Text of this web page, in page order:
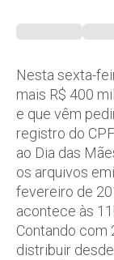
Nesta sexta-
mais R$ 400
e que vêm
registro do
ao Dia das
os arquivos
fevereiro de
acontece às
Contando com
distribuir